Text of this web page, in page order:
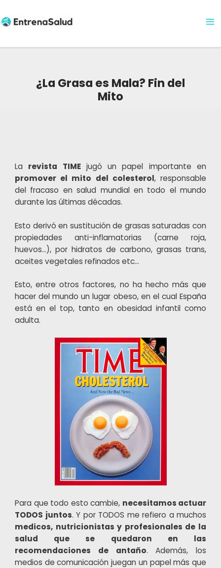
al
¿La Grasa es Mala? Fin del
Mito
La revista TIMEjugó un papel importante en
promover el mito del colesterol, responsable
del fracaso en salud mundial en todo el mundo
durante las últimas décadas.
Esto derivó en sustitución de grasas saturadas con
propiedades anti-inflamatorias (carne roja,
huevos…), por hidratos de carbono, grasas trans,
aceites vegetales refinados etc…
Esto, entre otros factores, no ha hecho más que
hacer del mundo un lugar obeso, en el cual España
está en el top, tanto en obesidad infantil como
adulta.
Para que todo esto cambie, necesitamos actuar
TODOS juntos. Y por TODOS me refiero a muchos
medicos, nutricionistas y profesionales de la
salud que se quedaron en las
recomendaciones de antaño. Además, los
medios de comunicación juegan un papel más que
entradas